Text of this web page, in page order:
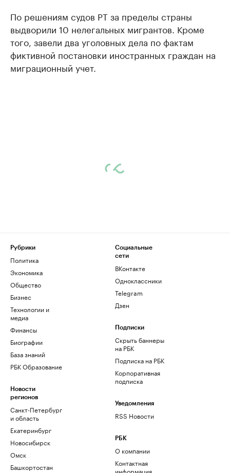
По решениям судов РТ за пределы страны
выдворили 10 нелегальных мигрантов. Кроме
того, завели два уголовных дела по фактам
фиктивной постановки иностранных граждан на
миграционный учет.
Рубрики
Политика
Экономика
Общество
Бизнес
Технологии и
медиа
Финансы
Биографии
База знаний
РБК Образование
Новости
регионов
Санкт-Петербург
и область
Екатеринбург
Новосибирск
Омск
Башкортостан
Социальные
сети
ВКонтакте
Одноклассники
Telegram
Дзен
Подписки
Скрыть баннеры
на РБК
Подписка на РБК
Корпоративная
подписка
Уведомления
RSS Новости
РБК
О компании
Контактная
информация